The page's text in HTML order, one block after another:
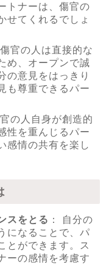
トナーは、傷官の
せてくれるでしょ
傷官の人は直接的な
め、オープンで誠
の意見をはっきり
も尊重できるパー
官の人自身が創造的
性を重んじるパー
感情の共有を楽し
スをとる ： 自分の
になることで、パ
とができます。ス
ーの感情を考慮す